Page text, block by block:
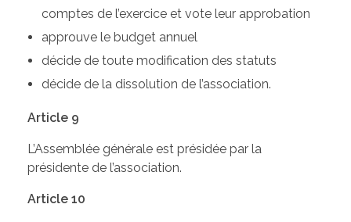
comptes de l’exercice et vote leur approbation
approuve le budget annuel
décide de toute modification des statuts
décide de la dissolution de l’association.
Article 9
L’Assemblée générale est présidée par la
présidente de l’association.
Article 10